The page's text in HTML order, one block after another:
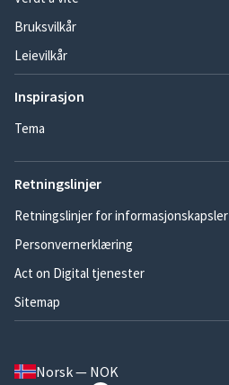
Bruksvilkår
Leievilkår
Inspirasjon
Tema
Retningslinjer
Retningslinjer for informasjonskapsler
Personvernerklæring
Act on Digital tjenester
Sitemap
Norsk — NOK